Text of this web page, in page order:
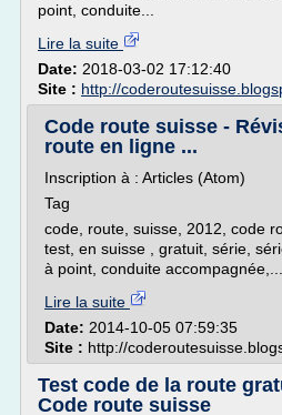
point, conduite...
Lire la suite
Date: 2018-03-02 17:12:40
Site : http://
Code route suisse -
route en ligne ...
Inscription à : Articles (Atom)
Tag
code, route, suisse, 2012, code
test, en suisse , gratuit, série,
à point, conduite accompagnée,...
Lire la suite
Date: 2014-10-05 07:59:35
Site : http://
Test code de la route
Code route suisse